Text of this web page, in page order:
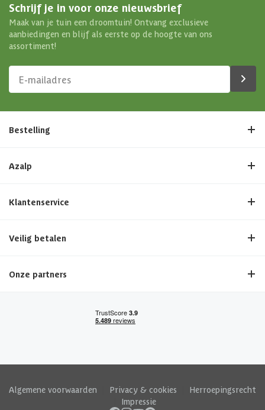
Schrijf je in voor onze nieuwsbrief
Maak van je tuin een droomtuin! Ontvang exclusieve
aanbiedingen en blijf als eerste op de hoogte van ons
assortiment!
Bestelling
Azalp
Klantenservice
Veilig betalen
Onze partners
Algemene voorwaarden Privacy & cookies
Herroepingsrecht
Impressie